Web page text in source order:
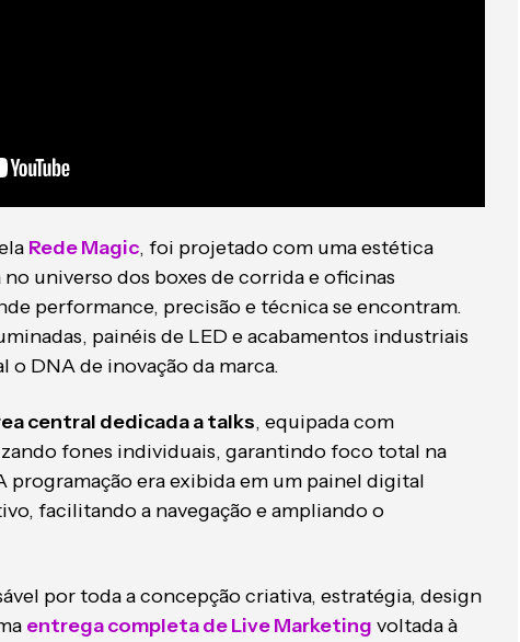
Rede Magic, foi projetado com uma estética
universo dos boxes de corrida e oficinas
performance, precisão e técnica se encontram.
painéis de LED e acabamentos industriais
o DNA de inovação da marca.
central dedicada a talks, equipada com
fones individuais, garantindo foco total na
programação era exibida em um painel digital
facilitando a navegação e ampliando o
por toda a concepção criativa, estratégia, design
entrega completa de Live Marketing voltada à